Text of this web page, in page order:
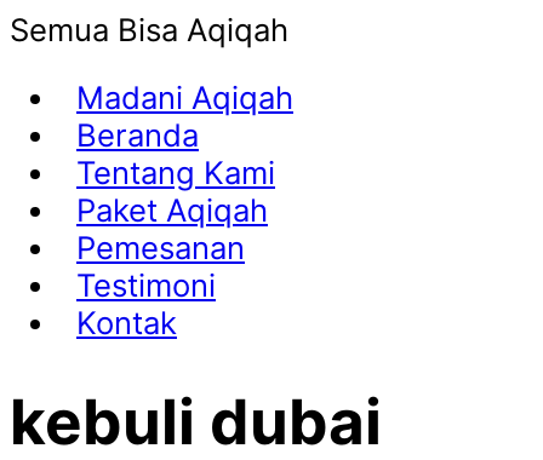
Semua Bisa Aqiqah
Madani Aqiqah
Beranda
Tentang Kami
Paket Aqiqah
Pemesanan
Testimoni
Kontak
kebuli dubai